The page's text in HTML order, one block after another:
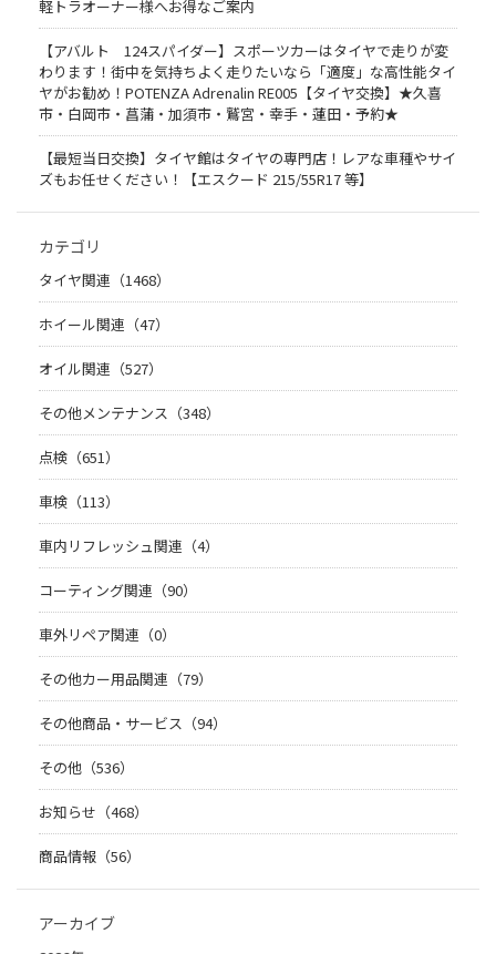
軽トラオーナー様へお得なご案内
【アバルト 124スパイダー】スポーツカーはタイヤで走りが変
わります！街中を気持ちよく走りたいなら「適度」な高性能タイ
ヤがお勧め！POTENZA Adrenalin RE005【タイヤ交換】★久喜
市・白岡市・菖蒲・加須市・鷲宮・幸手・蓮田・予約★
【最短当日交換】タイヤ館はタイヤの専門店！レアな車種やサイ
ズもお任せください！【エスクード 215/55R17 等】
カテゴリ
タイヤ関連（1468）
ホイール関連（47）
オイル関連（527）
その他メンテナンス（348）
点検（651）
車検（113）
車内リフレッシュ関連（4）
コーティング関連（90）
車外リペア関連（0）
その他カー用品関連（79）
その他商品・サービス（94）
その他（536）
お知らせ（468）
商品情報（56）
アーカイブ